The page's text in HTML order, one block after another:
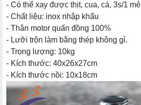
- Có thể xay được thịt, cua, cá, 3s/1 mẻ
- Chất liệu: inox nhập khẩu
- Thân motor quấn đồng 100%
- Lưỡi trộn làm bằng thép không gỉ.
- Trọng lượng: 10kg
- Kích thước: 40x26x27cm
- Kích thước nồi: 10x18cm